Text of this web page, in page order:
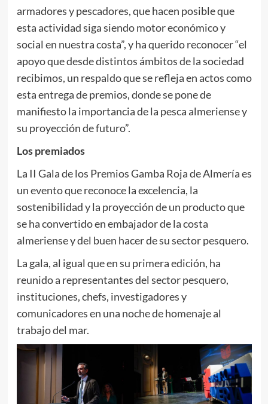
armadores y pescadores, que hacen posible que
esta actividad siga siendo motor económico y
social en nuestra costa”, y ha querido reconocer “el
apoyo que desde distintos ámbitos de la sociedad
recibimos, un respaldo que se refleja en actos como
esta entrega de premios, donde se pone de
manifiesto la importancia de la pesca almeriense y
su proyección de futuro”.
Los premiados
La II Gala de los Premios Gamba Roja de Almería es
un evento que reconoce la excelencia, la
sostenibilidad y la proyección de un producto que
se ha convertido en embajador de la costa
almeriense y del buen hacer de su sector pesquero.
La gala, al igual que en su primera edición, ha
reunido a representantes del sector pesquero,
instituciones, chefs, investigadores y
comunicadores en una noche de homenaje al
trabajo del mar.